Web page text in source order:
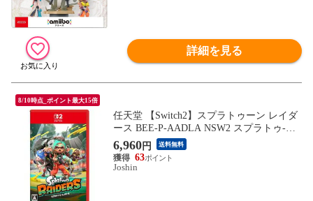
詳細を見る
8/10時点_ポイント最大15倍
任天堂 【Switch2】スプラトゥーン レイダ
ース BEE-P-AADLA NSW2 スプラトゥ-ン
レイダ-ス 【返品種別B】
6,960円 送料無料
63
Joshin